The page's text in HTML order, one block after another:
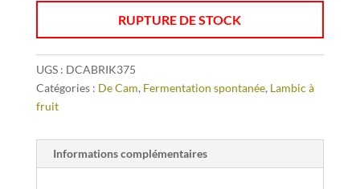
RUPTURE DE STOCK
UGS : DCABRIK375
Catégories : De Cam, Fermentation spontanée, Lambic à
fruit
Informations complémentaires